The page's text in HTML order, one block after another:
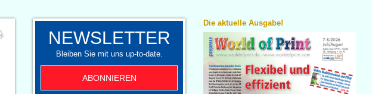
NEWSLETTER
Bleiben Sie mit uns up-to-date.
ABONNIEREN
Die aktuelle Ausgabe!